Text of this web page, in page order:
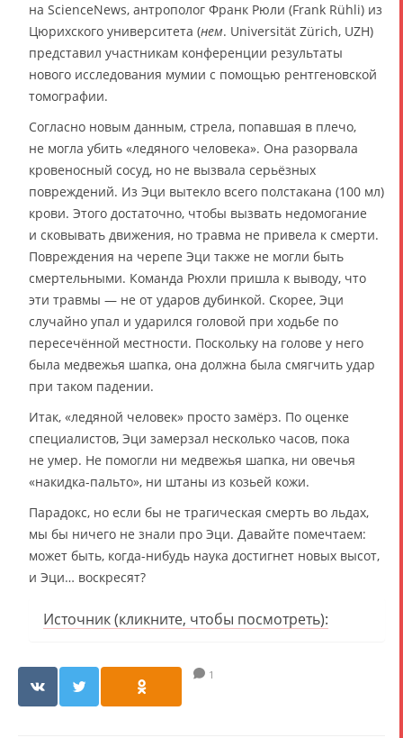
на ScienceNews, антрополог Франк Рюли (Frank Rühli) из
Цюрихского университета (нем. Universität Zürich, UZH)
представил участникам конференции результаты
нового исследования мумии с помощью рентгеновской
томографии.
Согласно новым данным, стрела, попавшая в плечо,
не могла убить «ледяного человека». Она разорвала
кровеносный сосуд, но не вызвала серьёзных
повреждений. Из Эци вытекло всего полстакана (100 мл)
крови. Этого достаточно, чтобы вызвать недомогание
и сковывать движения, но травма не привела к смерти.
Повреждения на черепе Эци также не могли быть
смертельными. Команда Рюхли пришла к выводу, что
эти травмы — не от ударов дубинкой. Скорее, Эци
случайно упал и ударился головой при ходьбе по
пересечённой местности. Поскольку на голове у него
была медвежья шапка, она должна была смягчить удар
при таком падении.
Итак, «ледяной человек» просто замёрз. По оценке
специалистов, Эци замерзал несколько часов, пока
не умер. Не помогли ни медвежья шапка, ни овечья
«накидка-пальто», ни штаны из козьей кожи.
Парадокс, но если бы не трагическая смерть во льдах,
мы бы ничего не знали про Эци. Давайте помечтаем:
может быть, когда-нибудь наука достигнет новых высот,
и Эци… воскресят?
Источник (кликните, чтобы посмотреть):
1